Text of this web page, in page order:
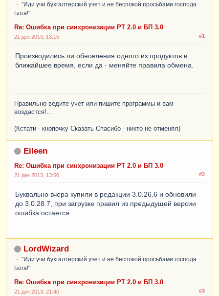
"Иди учи бухгалтерский учет и не беспокой просьбами господа
Бога!"
Re: Ошибка при синхронизации РТ 2.0 и БП 3.0
#1
21 дек 2013, 13:15
Производились ли обновления одного из продуктов в
ближайшее время, если да - меняйте правила обмена.
Правильно ведите учет или пишите программы и вам
воздастся!...
(Кстати - кнопочку Сказать Спасибо - никто не отменял)
Eileen
Re: Ошибка при синхронизации РТ 2.0 и БП 3.0
#2
21 дек 2013, 13:50
Буквально вчера купили в редакции 3.0.26.6 и обновили
до 3.0.28.7, при загрузке правил из предыдущей версии
ошибка остается
LordWizard
"Иди учи бухгалтерский учет и не беспокой просьбами господа
Бога!"
Re: Ошибка при синхронизации РТ 2.0 и БП 3.0
#3
21 дек 2013, 21:40